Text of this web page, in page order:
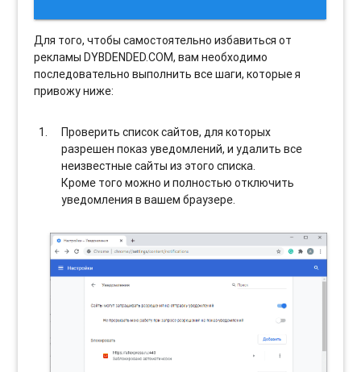
Для того, чтобы самостоятельно избавиться от
рекламы DYBDENDED.COM, вам необходимо
последовательно выполнить все шаги, которые я
привожу ниже:
Проверить список сайтов, для которых
разрешен показ уведомлений, и удалить все
неизвестные сайты из этого списка.
Кроме того можно и полностью отключить
уведомления в вашем браузере.